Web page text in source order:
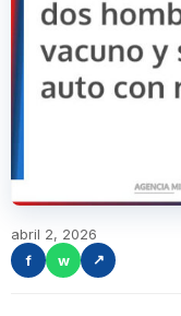
abril 2, 2026
f
w ↗